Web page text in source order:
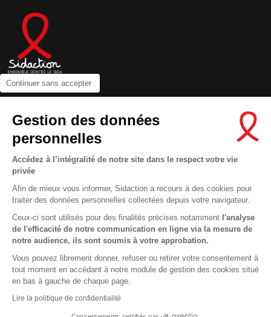
Continuer sans accepter
Gestion des données
personnelles
Accédez à l’intégralité de notre site dans le respect votre vie
privée
Afin de mieux vous informer, Sidaction a recours à des cookies pour
traiter des données personnelles collectées depuis votre navigateur.
Ceux-ci sont utilisés pour des finalités précises notamment l'analyse
de l'efficacité de notre communication en ligne via la mesure de
notre audience, ils sont soumis à votre approbation.
Vous pouvez librement donner, refuser ou retirer votre consentement à
tout moment en accédant à notre module de gestion des cookies situé
en bas à gauche de chaque page.
Lire la politique de confidentialité
Newsletter
Nous suivre sur les réseaux :
MENTIONS LÉGALES
CONDITIONS D’UTILISATION ET PROTECTION DES DONNÉES
COOKIES
This site uses cookies and gives you control over what you want to
En savoir plus